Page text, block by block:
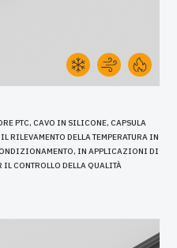
PTC, CAVO IN SILICONE, CAPSULA
RILEVAMENTO DELLA TEMPERATURA IN
IN APPLICAZIONI DI
CONTROLLO DELLA QUALITÀ